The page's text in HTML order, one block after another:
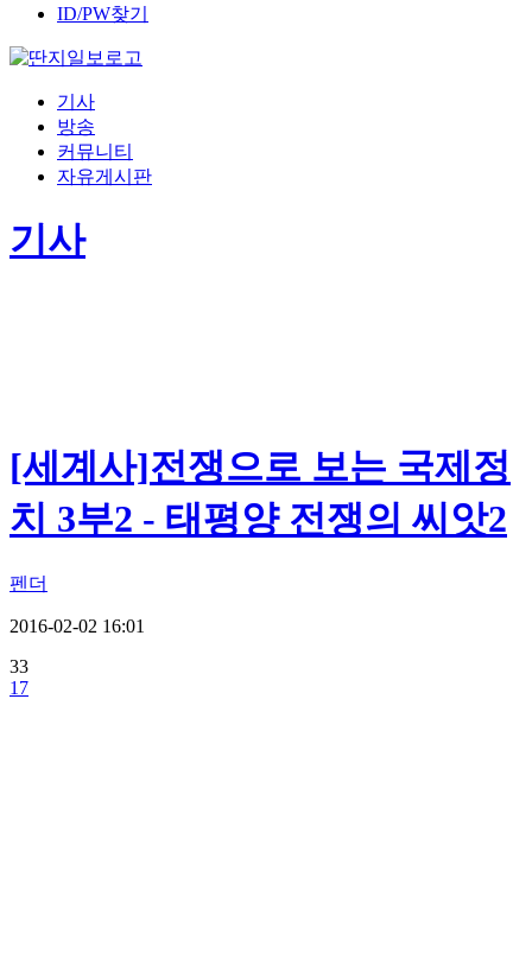
ID/PW찾기
기사
방송
커뮤니티
자유게시판
기사
[세계사]전쟁으로 보는 국제정
치 3부2 - 태평양 전쟁의 씨앗2
펜더
2016-02-02 16:01
33
17